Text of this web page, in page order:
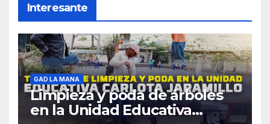
Interesante
GAD LA MANA
Limpieza y poda de árboles
en la Unidad Educativa